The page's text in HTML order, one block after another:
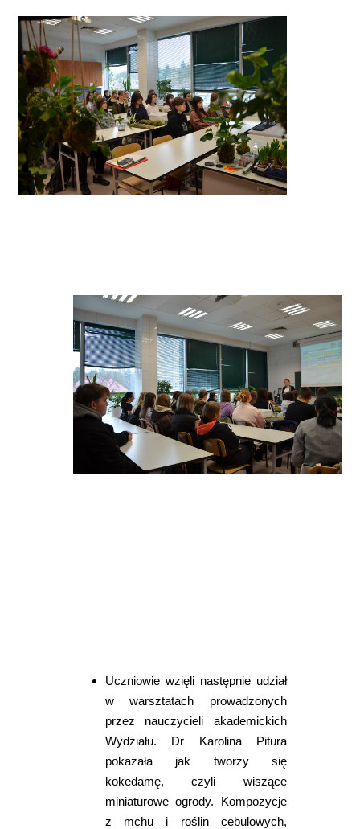
Uczniowie wzięli następnie udział
w warsztatach prowadzonych
przez nauczycieli akademickich
Wydziału. Dr Karolina Pitura
pokazała jak tworzy się
kokedamę, czyli wiszące
miniaturowe ogrody. Kompozycje
z mchu i roślin cebulowych,